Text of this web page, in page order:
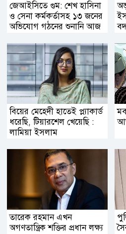
জেআইসিতে গুম: শেখ হাসিনা
ও সেনা কর্মকর্তাসহ ১৩ জনের
অভিযোগ গঠনের শুনানি আজ
বিয়ের মেহেদী হাতেই প্ল্যাকার্ড
ধরেছি, টিয়ারশেল খেয়েছি :
লামিয়া ইসলাম
তারেক রহমান এখন
অগণতান্ত্রিক শক্তির প্রধান লক্ষ্য